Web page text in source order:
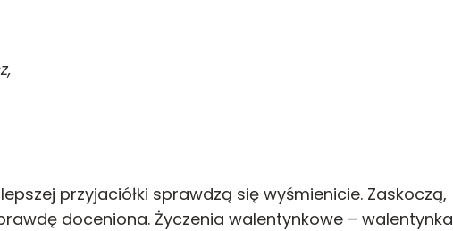
przyjaciółki sprawdzą się wyśmienicie. Zaskoczą,
doceniona. Życzenia walentynkowe – walentynka